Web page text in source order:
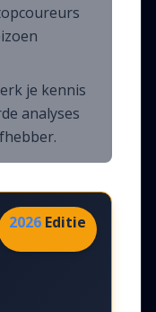
je kennis
analyses
2026 Editie